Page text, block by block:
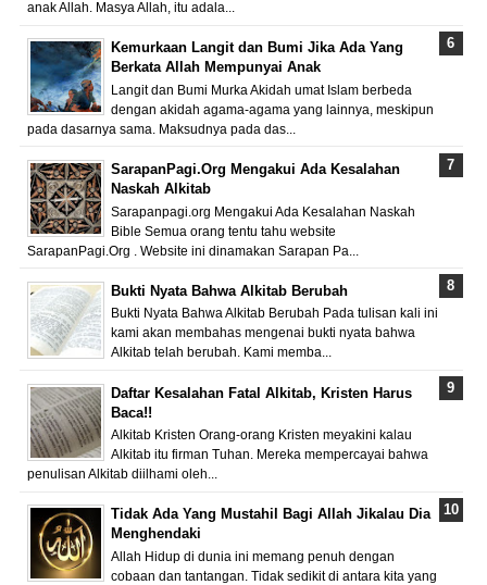
anak Allah. Masya Allah, itu adala...
Kemurkaan Langit dan Bumi Jika Ada Yang
Berkata Allah Mempunyai Anak
Langit dan Bumi Murka Akidah umat Islam berbeda
dengan akidah agama-agama yang lainnya, meskipun
pada dasarnya sama. Maksudnya pada das...
SarapanPagi.Org Mengakui Ada Kesalahan
Naskah Alkitab
Sarapanpagi.org Mengakui Ada Kesalahan Naskah
Bible Semua orang tentu tahu website
SarapanPagi.Org . Website ini dinamakan Sarapan Pa...
Bukti Nyata Bahwa Alkitab Berubah
Bukti Nyata Bahwa Alkitab Berubah Pada tulisan kali ini
kami akan membahas mengenai bukti nyata bahwa
Alkitab telah berubah. Kami memba...
Daftar Kesalahan Fatal Alkitab, Kristen Harus
Baca!!
Alkitab Kristen Orang-orang Kristen meyakini kalau
Alkitab itu firman Tuhan. Mereka mempercayai bahwa
penulisan Alkitab diilhami oleh...
Tidak Ada Yang Mustahil Bagi Allah Jikalau Dia
Menghendaki
Allah Hidup di dunia ini memang penuh dengan
cobaan dan tantangan. Tidak sedikit di antara kita yang